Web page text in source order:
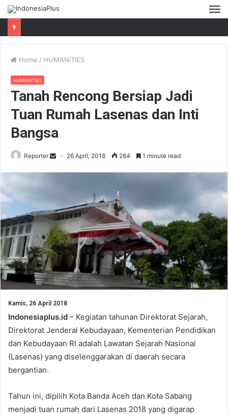
Home / HUMANITIES
HUMANITIES
Tanah Rencong Bersiap Jadi
Tuan Rumah Lasenas dan Inti
Bangsa
Reporter 26 April, 2018 284 1 minute read
Kamis, 26 April 2018
Indonesiaplus.id – Kegiatan tahunan Direktorat Sejarah,
Direktorat Jenderal Kebudayaan, Kementerian Pendidikan
dan Kebudayaan RI adalah Lawatan Sejarah Nasional
(Lasenas) yang diselenggarakan di daerah secara
bergantian.
Tahun ini, dipilih Kota Banda Aceh dan Kota Sabang
menjadi tuan rumah dari Lasenas 2018 yang digarap